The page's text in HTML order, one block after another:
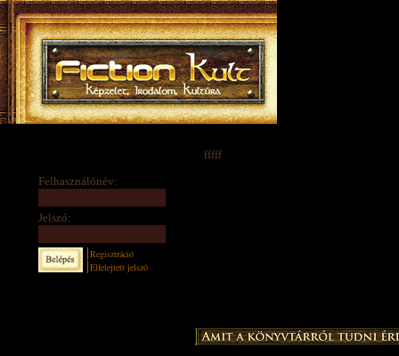
Felhasználónév:
Jelszó:
Regisztráció
Elfelejtett jelszó
fffff